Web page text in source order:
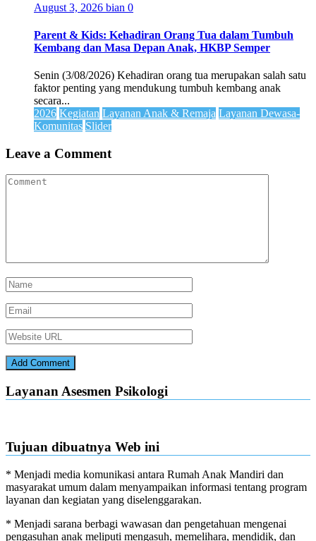
August 3, 2026 bian 0
Parent & Kids: Kehadiran Orang Tua dalam Tumbuh
Kembang dan Masa Depan Anak, HKBP Semper
Senin (3/08/2026) Kehadiran orang tua merupakan salah satu
faktor penting yang mendukung tumbuh kembang anak
secara...
2026 Kegiatan Layanan Anak & Remaja Layanan Dewasa-
Komunitas Slider
Leave a Comment
Layanan Asesmen Psikologi
Tujuan dibuatnya Web ini
* Menjadi media komunikasi antara Rumah Anak Mandiri dan
masyarakat umum dalam menyampaikan informasi tentang program
layanan dan kegiatan yang diselenggarakan.
* Menjadi sarana berbagi wawasan dan pengetahuan mengenai
pengasuhan anak meliputi mengasuh, memelihara, mendidik, dan